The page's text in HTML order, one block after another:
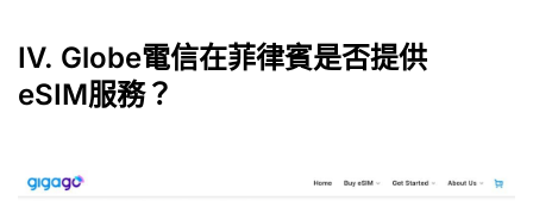
IV. Globe電信在菲律賓是否提供
eSIM服務？